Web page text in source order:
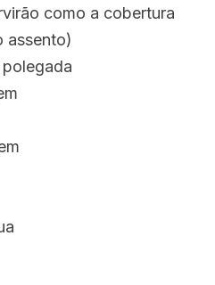
como a cobertura
assento)